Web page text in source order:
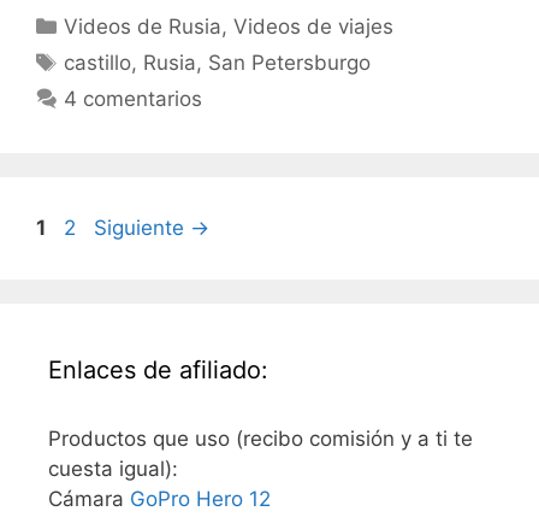
Categorías
Videos de Rusia,Videos de viajes
Etiquetas
castillo, Rusia, San Petersburgo
4 comentarios
Página
1 Página
2 Siguiente →
Enlaces de afiliado:
Productos que uso (recibo comisión y a ti te
cuesta igual):
Cámara GoPro Hero 12